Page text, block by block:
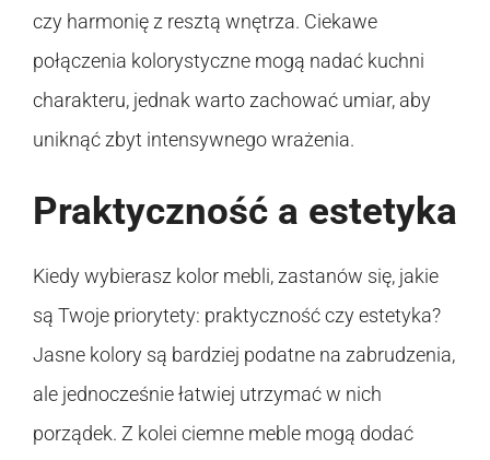
czy harmonię z resztą wnętrza. Ciekawe
połączenia kolorystyczne mogą nadać kuchni
charakteru, jednak warto zachować umiar, aby
uniknąć zbyt intensywnego wrażenia.
Praktyczność a estetyka
Kiedy wybierasz kolor mebli, zastanów się, jakie
są Twoje priorytety: praktyczność czy estetyka?
Jasne kolory są bardziej podatne na zabrudzenia,
ale jednocześnie łatwiej utrzymać w nich
porządek. Z kolei ciemne meble mogą dodać